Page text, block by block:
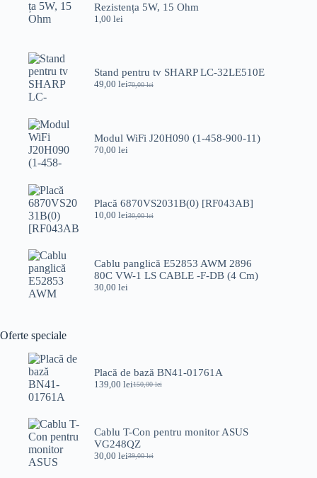
Rezistența 5W, 15 Ohm
1,00 lei
Stand pentru tv SHARP LC-32LE510E
70,00lei
Prețul
70,00 lei.
49,00 leiPrețul
Modul WiFi J20H090 (1-458-900-11)
70,00 lei
Placă 6870VS2031B(0) [RF043AB]
30,00lei
Prețul
30,00 lei.
10,00 leiPrețul
Cablu panglică E52853 AWM 2896
80C VW-1 LS CABLE -F-DB (4 Cm)
30,00 lei
Oferte speciale
Placă de bază BN41-01761A
150,00lei
Prețul
150,00 lei.
139,00 leiPrețul
Cablu T-Con pentru monitor ASUS
VG248QZ
39,00lei
Prețul
30,00 leiPrețul